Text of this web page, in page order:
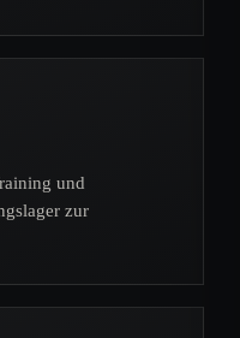
und
zur